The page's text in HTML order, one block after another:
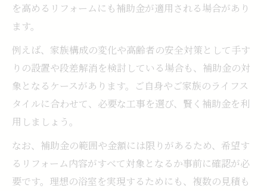
を高めるリフォームにも補助金が適用される場合があり
ます。
例えば、家族構成の変化や高齢者の安全対策として手す
りの設置や段差解消を検討している場合も、補助金の対
象となるケースがあります。ご自身やご家族のライフス
タイルに合わせて、必要な工事を選び、賢く補助金を利
用しましょう。
なお、補助金の範囲や金額には限りがあるため、希望す
るリフォーム内容がすべて対象となるか事前に確認が必
要です。理想の浴室を実現するためにも、複数の見積も